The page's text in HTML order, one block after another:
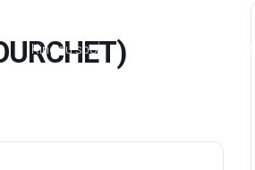
Kiné du sport